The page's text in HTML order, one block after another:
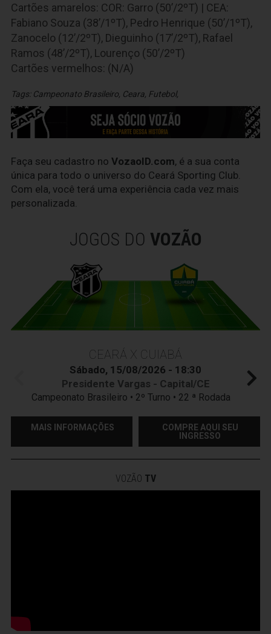
Cartões amarelos: COR: Garro (50’/2ºT) | CEA:
Fabiano Souza (38’/1ºT), Pedro Henrique (50’/1ºT),
Zanocelo (12’/2ºT), Dieguinho (17’/2ºT), Rafael
Ramos (48’/2ºT), Lourenço (50’/2ºT)
Cartões vermelhos: (N/A)
Tags: Campeonato Brasileiro Ceara Futebol,
Faça seu cadastro no VozaoID.com, é a sua conta
única para todo o universo do Ceará Sporting Club.
Com ela, você terá uma experiência cada vez mais
personalizada.
JOGOS DO VOZÃO
CEARÁ X CUIABÁ
Sábado, 15/08/2026 - 18:30
Presidente Vargas - Capital/CE
Campeonato Brasileiro • 2º Turno • 22 ª Rodada
MAIS INFORMAÇÕES
COMPRE AQUI SEU
INGRESSO
VOZÃO TV